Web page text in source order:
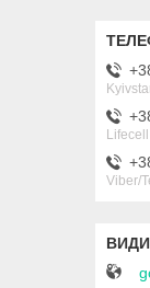
Lifecell
Viber/